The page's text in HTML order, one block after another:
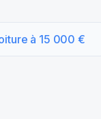
à 15 000 €